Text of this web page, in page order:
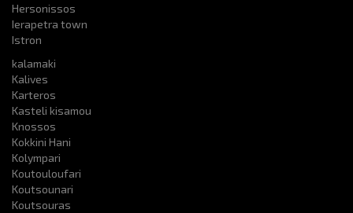
Hersonissos
Ierapetra town
Istron
kalamaki
Kalives
Karteros
Kasteli kisamou
Knossos
Kokkini Hani
Kolympari
Koutouloufari
Koutsounari
Koutsouras